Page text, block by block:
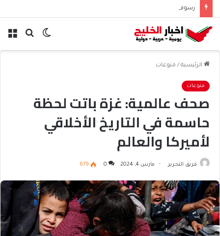
رسوم الحوثيين على باب المندب تعيد حسابات مخاطر الملاحة
بحث الوضع
الرئيسية / منوعات
منوعات
صحف عالمية: غزة باتت لحظة
حاسمة في التاريخ الأخلاقي
لأميركا والعالم
فريق التحرير مارس 4, 2024 0
679